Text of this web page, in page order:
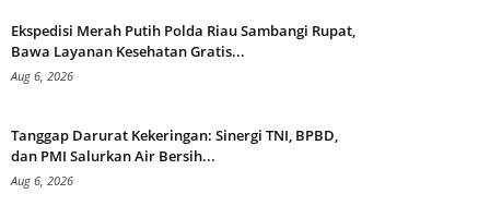
Ekspedisi Merah Putih Polda Riau Sambangi Rupat,
Bawa Layanan Kesehatan Gratis...
Aug 6, 2026
Tanggap Darurat Kekeringan: Sinergi TNI, BPBD,
dan PMI Salurkan Air Bersih...
Aug 6, 2026